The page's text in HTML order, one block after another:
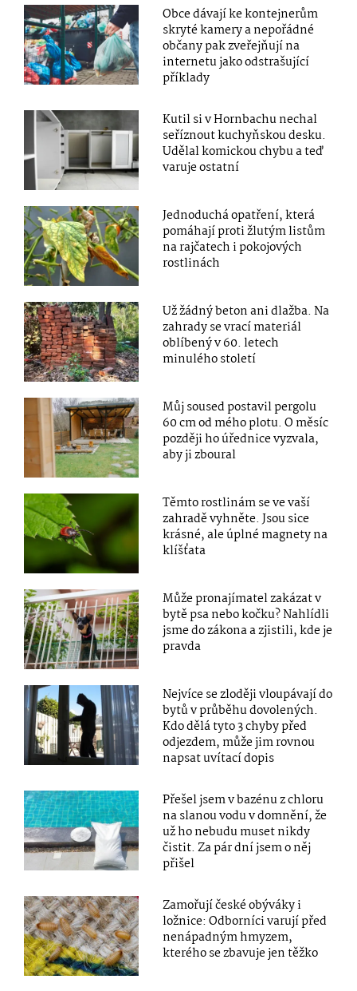
Obce dávají ke kontejnerům
skryté kamery a nepořádné
občany pak zveřejňují na
internetu jako odstrašující
příklady
Kutil si v Hornbachu nechal
seříznout kuchyňskou desku.
Udělal komickou chybu a teď
varuje ostatní
Jednoduchá opatření, která
pomáhají proti žlutým listům
na rajčatech i pokojových
rostlinách
Už žádný beton ani dlažba. Na
zahrady se vrací materiál
oblíbený v 60. letech
minulého století
Můj soused postavil pergolu
60 cm od mého plotu. O měsíc
později ho úřednice vyzvala,
aby ji zboural
Těmto rostlinám se ve vaší
zahradě vyhněte. Jsou sice
krásné, ale úplné magnety na
klíšťata
Může pronajímatel zakázat v
bytě psa nebo kočku? Nahlídli
jsme do zákona a zjistili, kde je
pravda
Nejvíce se zloději vloupávají do
bytů v průběhu dovolených.
Kdo dělá tyto 3 chyby před
odjezdem, může jim rovnou
napsat uvítací dopis
Přešel jsem v bazénu z chloru
na slanou vodu v domnění, že
už ho nebudu muset nikdy
čistit. Za pár dní jsem o něj
přišel
Zamořují české obýváky i
ložnice: Odborníci varují před
nenápadným hmyzem,
kterého se zbavuje jen těžko